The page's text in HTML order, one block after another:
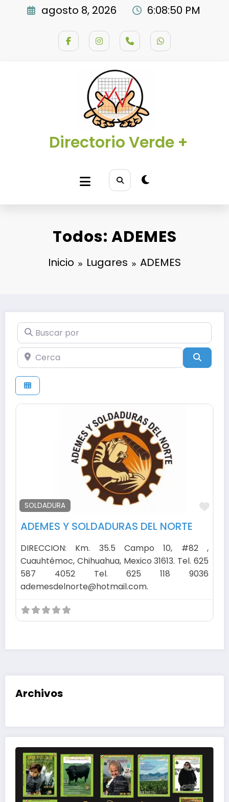
agosto 8, 2026 6:08:51 PM
Directorio Verde +
Todos: ADEMES
Inicio Lugares ADEMES
Buscar por
Cerca
SOLDADURA
ADEMES Y SOLDADURAS DEL NORTE
DIRECCION: Km. 35.5 Campo 10, #82 ,
Cuauhtémoc, Chihuahua, Mexico 31613. Tel. 625
587 4052 Tel. 625 118 9036
ademesdelnorte@hotmail.com.
Archivos